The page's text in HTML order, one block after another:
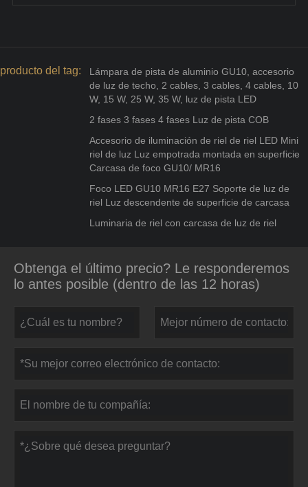
producto del tag:
Lámpara de pista de aluminio GU10, accesorio
de luz de techo, 2 cables, 3 cables, 4 cables, 10
W, 15 W, 25 W, 35 W, luz de pista LED
2 fases 3 fases 4 fases Luz de pista COB
Accesorio de iluminación de riel de riel LED Mini
riel de luz Luz empotrada montada en superficie
Carcasa de foco GU10/ MR16
Foco LED GU10 MR16 E27 Soporte de luz de
riel Luz descendente de superficie de carcasa
Luminaria de riel con carcasa de luz de riel
Obtenga el último precio? Le responderemos
lo antes posible (dentro de las 12 horas)